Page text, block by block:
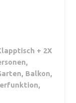
+ 2X
Balkon,